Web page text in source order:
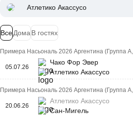
Атлетико Акассусо
ВсеДома В гостях
Примера Насьональ 2026 Аргентина (Группа
05.07.26
Чако Фор Эвер
Атлетико Акассусо
Примера Насьональ 2026 Аргентина (Группа
20.06.26
Атлетико Акассусо
Сан-Мигель